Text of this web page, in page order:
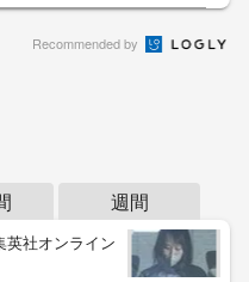
Recommended by
週間
英社オンライン